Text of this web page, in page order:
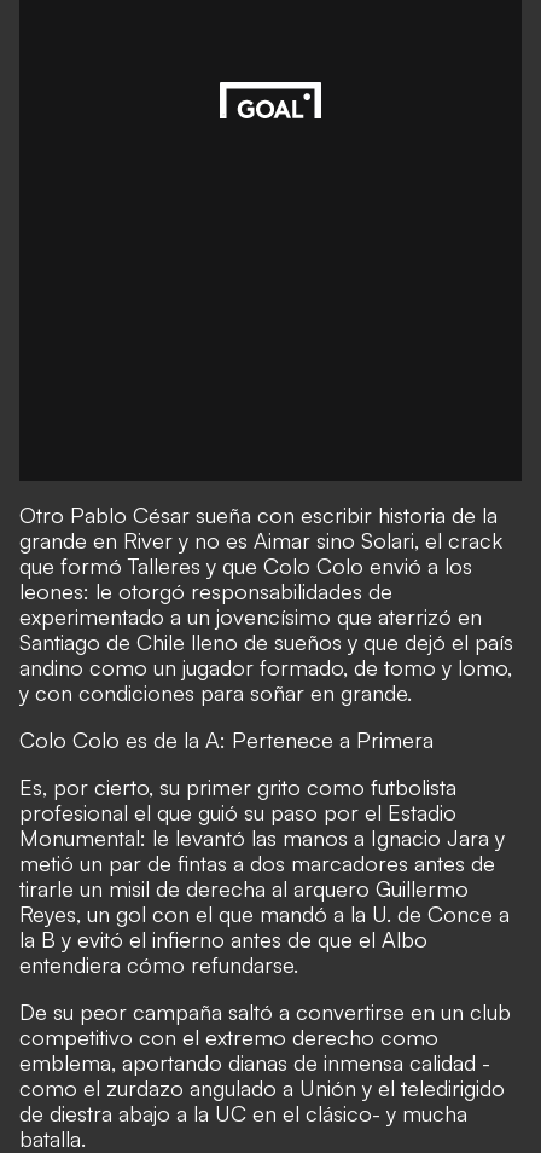
Otro Pablo César sueña con escribir historia de la
grande en River y no es Aimar sino Solari, el crack
que formó Talleres y que Colo Colo envió a los
leones: le otorgó responsabilidades de
experimentado a un jovencísimo que aterrizó en
Santiago de Chile lleno de sueños y que dejó el país
andino como un jugador formado, de tomo y lomo,
y con condiciones para soñar en grande.
Colo Colo es de la A: Pertenece a Primera
Es, por cierto, su primer grito como futbolista
profesional el que guió su paso por el Estadio
Monumental: le levantó las manos a Ignacio Jara y
metió un par de fintas a dos marcadores antes de
tirarle un misil de derecha al arquero Guillermo
Reyes, un gol con el que mandó a la U. de Conce a
la B y evitó el infierno antes de que el Albo
entendiera cómo refundarse.
De su peor campaña saltó a convertirse en un club
competitivo con el extremo derecho como
emblema, aportando dianas de inmensa calidad -
como el zurdazo angulado a Unión y el teledirigido
de diestra abajo a la UC en el clásico- y mucha
batalla.